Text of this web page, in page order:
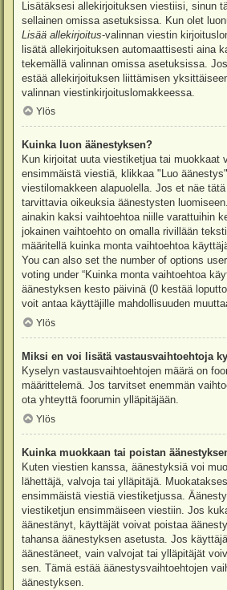
Lisätäksesi allekirjoituksen viestiisi, sinun
sellainen omissa asetuksissa. Kun olet
Lisää allekirjoitus-valinnan viestin
lisätä allekirjoituksen automaattisesti aina
tekemällä valinnan omissa asetuksissa.
estää allekirjoituksen liittämisen
valinnan viestinkirjoituslomakkeessa.
Ylös
Kuinka luon äänestyksen?
Kun kirjoitat uuta viestiketjua tai muokkaat
ensimmäistä viestiä, klikkaa "Luo
viestilomakkeen alapuolella. Jos et näe
tarvittavia oikeuksia äänestysten
ainakin kaksi vaihtoehtoa niille varattuihin
jokainen vaihtoehto on omalla rivillään
määritellä kuinka monta vaihtoehtoa
You can also set the number of options
voting under “Kuinka monta vaihtoehtoa
äänestyksen kesto päivinä (0 kestää
voit antaa käyttäjille mahdollisuuden
Ylös
Miksi en voi lisätä vastausvaihtoehtoja
Kyselyn vastausvaihtoehtojen määrä on
määrittelemä. Jos tarvitset enemmän
ota yhteyttä foorumin ylläpitäjään.
Ylös
Kuinka muokkaan tai poistan
Kuten viestien kanssa, äänestyksiä voi
lähettäjä, valvoja tai ylläpitäjä.
ensimmäistä viestiä viestiketjussa.
viestiketjun ensimmäiseen viestiin. Jos
äänestänyt, käyttäjät voivat poistaa
tahansa äänestyksen asetusta. Jos
äänestäneet, vain valvojat tai ylläpitäjät
sen. Tämä estää äänestysvaihtoehtojen
äänestyksen.